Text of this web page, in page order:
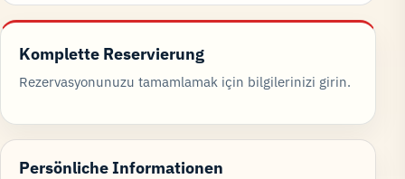
Komplette Reservierung
Rezervasyonunuzu tamamlamak için bilgilerinizi girin.
Persönliche Informationen